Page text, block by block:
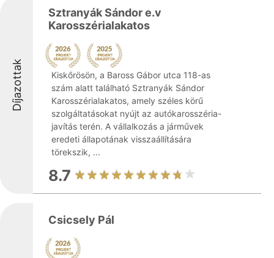
Díjazottak
Sztranyák Sándor e.v
Karosszérialakatos
Kiskőrösön, a Baross Gábor utca 118-as
szám alatt található Sztranyák Sándor
Karosszérialakatos, amely széles körű
szolgáltatásokat nyújt az autókarosszéria-
javítás terén. A vállalkozás a járművek
eredeti állapotának visszaállítására
törekszik, ...
8.7
Csicsely Pál